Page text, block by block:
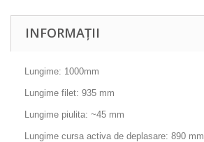
INFORMAȚII
Lungime: 1000mm
Lungime filet: 935 mm
Lungime piulita: ~45 mm
Lungime cursa activa de deplasare: 890 mm